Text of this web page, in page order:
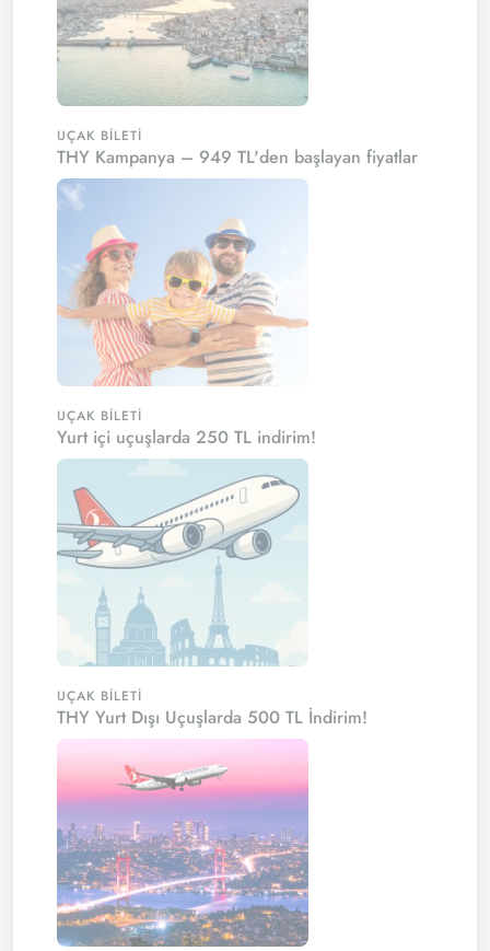
UÇAK BILETI
THY Kampanya – 949 TL'den başlayan fiyatlar
UÇAK BILETI
Yurt içi uçuşlarda 250 TL indirim!
UÇAK BILETI
THY Yurt Dışı Uçuşlarda 500 TL İndirim!